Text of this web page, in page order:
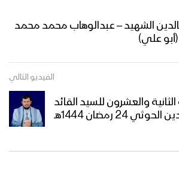
“لِيَسُوءُوا وُجُوهَكُمْ” العسكرية
المسلحة اليمنية تُحاكي التصدي
فلاشة 2 – تخرج دفعة “ثباتاً وانتصاراً على
القدس” من الكليات العسكرية –
فلاشة 1 – تخرج دفعة “ثباتاً وانتصاراً على
الشهيد – عبدالوهاب محمد محمد
علي)
الفيديو التالي
الثانية والعشرون للسيد القائد
24 رمضان 1444هـ